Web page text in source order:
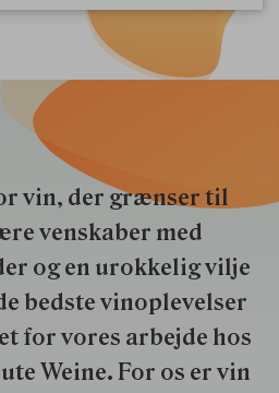
vin, der grænser til
venskaber med
og en urokkelig vilje
bedste vinoplevelser
for vores arbejde hos
Weine. For os er vin